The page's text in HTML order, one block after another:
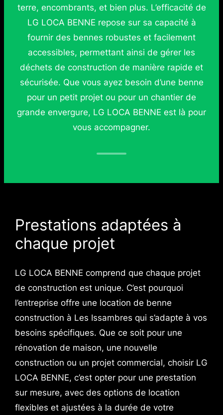
terre, encombrants, et bien plus. L’efficacité de
LG LOCA BENNE repose sur sa capacité à
fournir des bennes robustes et facilement
accessibles, permettant ainsi de gérer les
déchets de construction de manière rapide et
sécurisée. Que vous ayez besoin d’une benne
pour un petit projet ou pour un chantier de
grande envergure, LG LOCA BENNE est là pour
vous accompagner.
Prestations adaptées à
chaque projet
LG LOCA BENNE comprend que chaque projet
de construction est unique. C’est pourquoi
l’entreprise offre une location de benne
construction à Les Issambres qui s’adapte à vos
besoins spécifiques. Que ce soit pour une
rénovation de maison, une nouvelle
construction ou un projet commercial, choisir LG
LOCA BENNE, c’est opter pour une prestation
sur mesure, avec des options de location
flexibles et ajustées à la durée de votre